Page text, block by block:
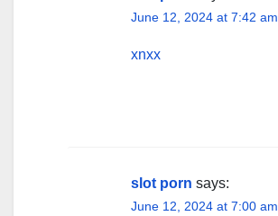
June 12, 2024 at 7:42 am
xnxx
slot porn says:
June 12, 2024 at 7:00 am